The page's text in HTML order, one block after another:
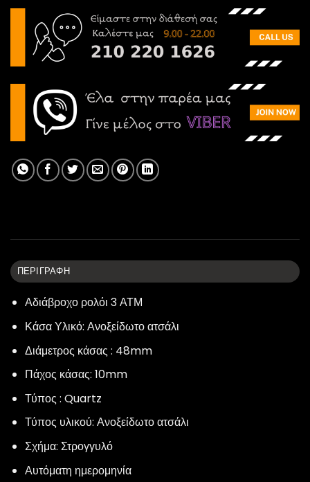
ΠΕΡΙΓΡΑΦΉ
Αδιάβροχο ρολόι 3 ΑΤΜ
Κάσα Υλικό: Ανοξείδωτο ατσάλι
Διάμετρος κάσας : 48mm
Πάχος κάσας: 10mm
Τύπος : Quartz
Τύπος υλικού: Ανοξείδωτο ατσάλι
Σχήμα: Στρογγυλό
Αυτόματη ημερομηνία